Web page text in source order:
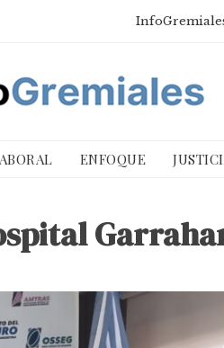
ENFOQUE